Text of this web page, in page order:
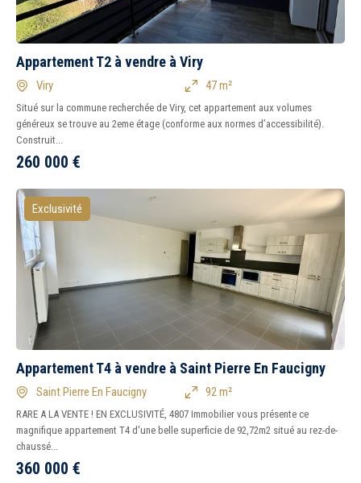
Appartement T2 à vendre à Viry
Viry 47 m²
Situé sur la commune recherchée de Viry, cet appartement aux volumes
généreux se trouve au 2eme étage (conforme aux normes d’accessibilité).
Construit...
260 000 €
Exclusivité
Appartement T4 à vendre à Saint Pierre En Faucigny
Saint Pierre En Faucigny 92 m²
RARE A LA VENTE ! EN EXCLUSIVITÉ, 4807 Immobilier vous présente ce
magnifique appartement T4 d'une belle superficie de 92,72m2 situé au rez-de-
chaussé...
360 000 €